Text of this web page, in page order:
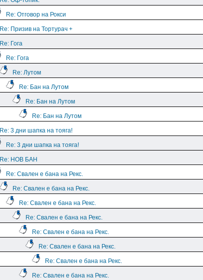
Re: Отговор на Рокси
Re: Призив на Тортурач +
Re: Гога
Re: Гога
Re: Лутом
Re: Бан на Лутом
Re: Бан на Лутом
Re: Бан на Лутом
Re: 3 дни шапка на тояга!
Re: 3 дни шапка на тояга!
Re: НОВ БАН
Re: Свален е бана на Рекс.
Re: Свален е бана на Рекс.
Re: Свален е бана на Рекс.
Re: Свален е бана на Рекс.
Re: Свален е бана на Рекс.
Re: Свален е бана на Рекс.
Re: Свален е бана на Рекс.
Re: Свален е бана на Рекс.